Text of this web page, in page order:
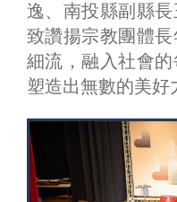
逸、南投縣副縣
致讚揚宗教團體
細流，融入社會
塑造出無數的美好